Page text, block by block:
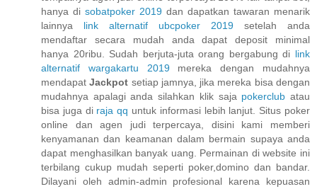
hanya di sobatpoker 2019 dan dapatkan tawaran menarik
lainnya link alternatif ubcpoker 2019 setelah anda
mendaftar secara mudah anda dapat deposit minimal
hanya 20ribu. Sudah berjuta-juta orang bergabung di link
alternatif wargakartu 2019mereka dengan mudahnya
mendapatJackpot setiap jamnya, jika mereka bisa dengan
mudahnya apalagi anda silahkan klik saja pokerclub atau
bisa juga di raja qq untuk informasi lebih lanjut. Situs poker
online dan agen judi terpercaya, disini kami memberi
kenyamanan dan keamanan dalam bermain supaya anda
dapat menghasilkan banyak uang. Permainan di website ini
terbilang cukup mudah seperti poker,domino dan bandar.
Dilayani oleh admin-admin profesional karena kepuasan